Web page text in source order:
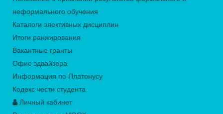
неформального обучения
Каталоги элективных дисциплин
Итоги ранжирования
Вакантные гранты
Офис эдвайзера
Информация по Платонусу
Кодекс чести студента
Личный кабинет